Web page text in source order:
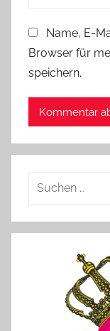
Name, E-
Browser für
speichern.
Suchen